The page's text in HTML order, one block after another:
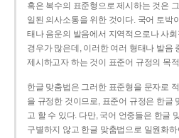
혹은 복수의 표준형으로 제시하는 것은
일된 의사소통을 위한 것이다. 국어 토박
태나 음운의 발음에서 지역적으로나 사
경우가 많은데, 이러한 여러 형태나 발음
제시하고자 하는 것이 표준어 규정의 목
한글 맞춤법은 그러한 표준형을 문자로
을 규정한 것이므로, 표준어 규정은 한글
고 할 수 있다. 다만, 국어 언중들은 한글
구별하지 않고 한글 맞춤법으로 일원화